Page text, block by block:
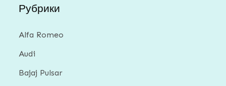
Рубрики
Alfa Romeo
Audi
Bajaj Pulsar